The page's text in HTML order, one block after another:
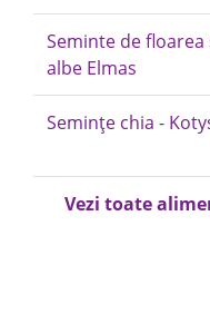
Seminte de
albe Elmas
Semințe chia -
Vezi toate